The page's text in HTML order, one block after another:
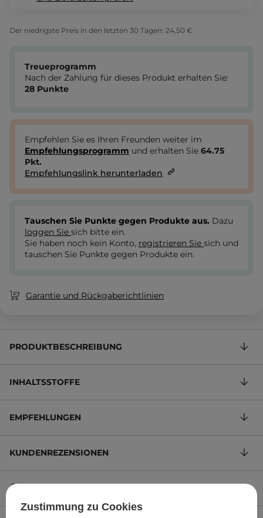
Der niedrigste Preis in den letzten 30 Tagen: 24,50 €
Treueprogramm
Nach der Zahlung für dieses Produkt erhalten Sie:
28 Punkte
Empfehlen Sie es Ihren Freunden weiter im
Empfehlungsprogramm und erhalten Sie 64.75
Pkt.
Empfehlungslink herunterladen
Tauschen Sie Punkte gegen Produkte aus. Dazu
loggen Sie sich bitte ein.
Sie haben noch kein Konto, registrieren Sie sich und
tauschen Sie Punkte gegen Produkte ein.
Garantie und Rückgaberichtlinien
PRODUKTBESCHREIBUNG
INHALTSSTOFFE
EMPFEHLUNGEN
KUNDENREZENSIONEN
ÖKOLOGIE
Zustimmung zu Cookies